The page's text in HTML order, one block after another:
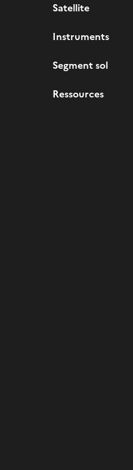
Satellite
Instruments
Segment sol
Ressources